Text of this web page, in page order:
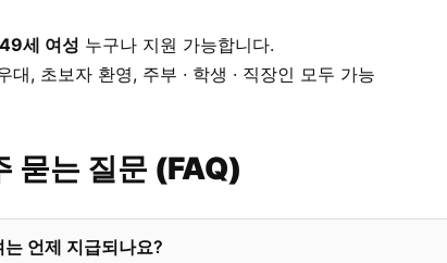
세 여성 누구나 지원 가능합니다.
대, 초보자 환영, 주부 · 학생 · 직장인 모두 가능
묻는 질문 (FAQ)
는 언제 지급되나요?